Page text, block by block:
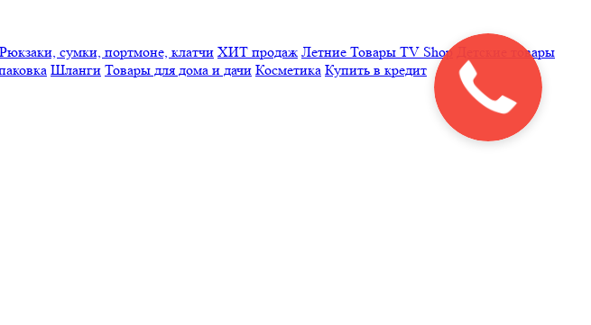
Рюкзаки, сумки, портмоне, клатчи ХИТ продаж Летние Товары TV Shop
Детские товары
Шланги Товары для дома и дачи Косметика Купить в кредит